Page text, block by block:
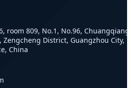
room 809, No.1, No.96, Chuangqiang
Zengcheng District, Guangzhou City,
China